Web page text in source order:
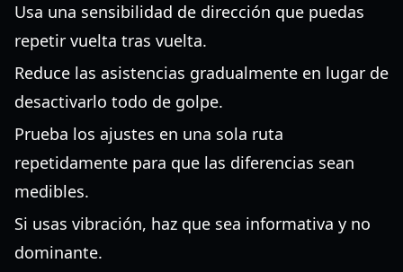
Usa una sensibilidad de dirección que puedas
repetir vuelta tras vuelta.
Reduce las asistencias gradualmente en lugar de
desactivarlo todo de golpe.
Prueba los ajustes en una sola ruta
repetidamente para que las diferencias sean
medibles.
Si usas vibración, haz que sea informativa y no
dominante.